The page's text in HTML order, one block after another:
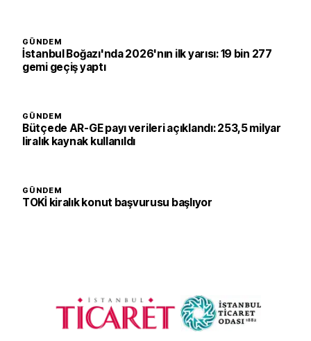
GÜNDEM
İstanbul Boğazı'nda 2026'nın ilk yarısı: 19 bin 277
gemi geçiş yaptı
GÜNDEM
Bütçede AR-GE payı verileri açıklandı: 253,5 milyar
liralık kaynak kullanıldı
GÜNDEM
TOKİ kiralık konut başvurusu başlıyor